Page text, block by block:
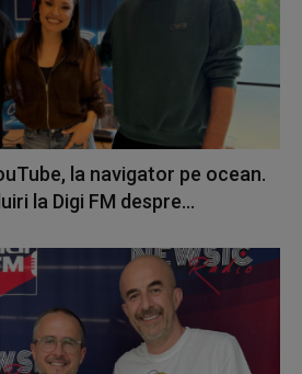
la navigator pe ocean.
la Digi FM despre...